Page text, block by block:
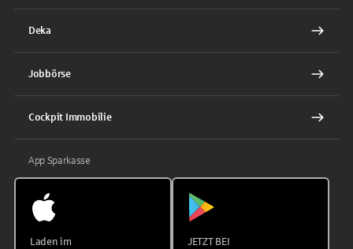
Deka
Jobbörse
Cockpit Immobilie
App Sparkasse
Laden im JETZT BEI